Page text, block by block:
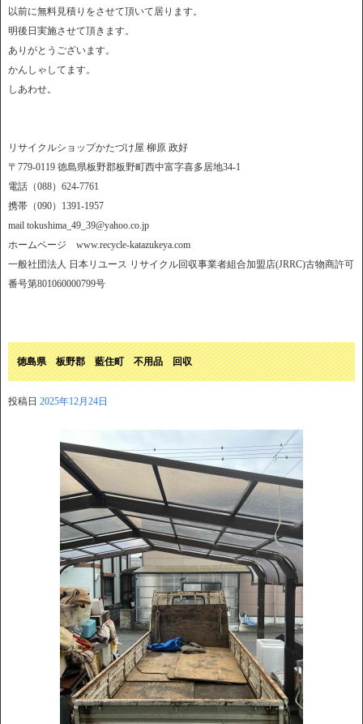
以前に無料見積りをさせて頂いて居ります。
明後日実施させて頂きます。
ありがとうございます。
かんしゃしてます。
しあわせ。
リサイクルショップかたづけ屋 柳原 政好
〒779-0119 徳島県板野郡板野町西中富字喜多居地34-1
電話（088）624-7761
携帯（090）1391-1957
mail tokushima_49_39@yahoo.co.jp
ホームページ www.recycle-katazukeya.com
一般社団法人 日本リユース リサイクル回収事業者組合加盟店(JRRC)古物商許可
番号第801060000799号
徳島県 板野郡 藍住町 不用品 回収
投稿日 2025年12月24日